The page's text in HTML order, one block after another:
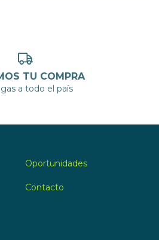
TU COMPRA
a todo el país
Oportunidades
Contacto